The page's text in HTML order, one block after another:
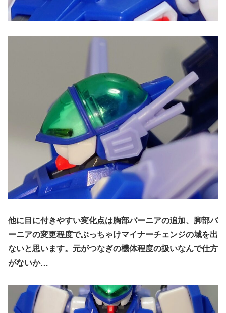
他に目に付きやすい変化点は胸部バーニアの追加、脚部バ
ーニアの変更程度でぶっちゃけマイナーチェンジの域を出
ないと思います。元がつなぎの機体程度の扱いなんで仕方
がないか…